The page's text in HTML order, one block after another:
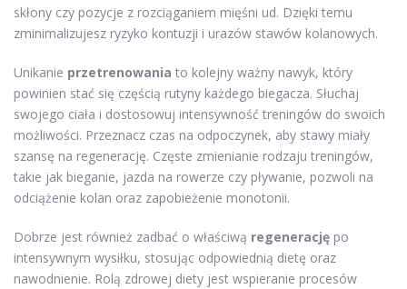
skłony czy pozycje z rozciąganiem mięśni ud. Dzięki temu
zminimalizujesz ryzyko kontuzji i urazów stawów kolanowych.
Unikanie przetrenowania to kolejny ważny nawyk, który
powinien stać się częścią rutyny każdego biegacza. Słuchaj
swojego ciała i dostosowuj intensywność treningów do swoich
możliwości. Przeznacz czas na odpoczynek, aby stawy miały
szansę na regenerację. Częste zmienianie rodzaju treningów,
takie jak bieganie, jazda na rowerze czy pływanie, pozwoli na
odciążenie kolan oraz zapobieżenie monotonii.
Dobrze jest również zadbać o właściwą regenerację po
intensywnym wysiłku, stosując odpowiednią dietę oraz
nawodnienie. Rolą zdrowej diety jest wspieranie procesów